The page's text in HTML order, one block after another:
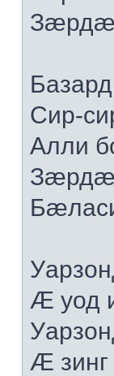
Сир-
Алли
Æ уод
Æ зинг